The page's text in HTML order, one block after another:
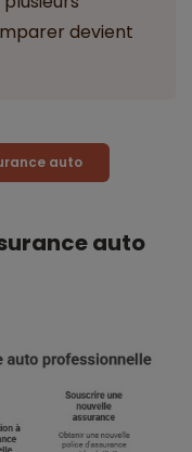
devient
auto
auto